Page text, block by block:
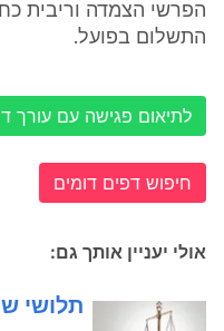
הפרשי הצמדה וריבית
התשלום בפועל.
לתיאום פגישה עם עורך דין חייגו
חיפוש דפים דומים
אולי יעניין אותך גם:
תלושי